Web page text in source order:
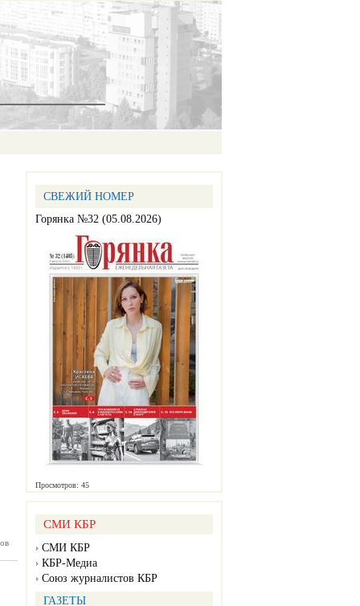
СВЕЖИЙ НОМЕР
Горянка №32 (05.08.2026)
Просмотров: 45
СМИ КБР
СМИ КБР
КБР-Медиа
Союз журналистов КБР
ГАЗЕТЫ
№52